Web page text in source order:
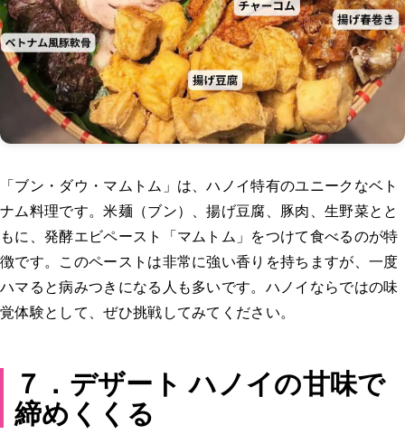
「ブン・ダウ・マムトム」は、ハノイ特有のユニークなベト
ナム料理です。米麺（ブン）、揚げ豆腐、豚肉、生野菜とと
もに、発酵エビペースト「マムトム」をつけて食べるのが特
徴です。このペーストは非常に強い香りを持ちますが、一度
ハマると病みつきになる人も多いです。ハノイならではの味
覚体験として、ぜひ挑戦してみてください。
７．デザート ハノイの甘味で
締めくくる